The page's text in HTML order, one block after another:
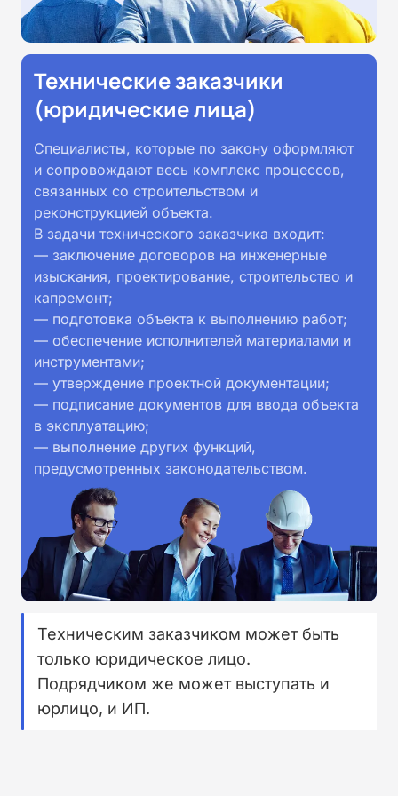
Технические заказчики
(юридические лица)
Специалисты, которые по закону оформляют
и сопровождают весь комплекс процессов,
связанных со строительством и
реконструкцией объекта.
В задачи технического заказчика входит:
— заключение договоров на инженерные
изыскания, проектирование, строительство и
капремонт;
— подготовка объекта к выполнению работ;
— обеспечение исполнителей материалами и
инструментами;
— утверждение проектной документации;
— подписание документов для ввода объекта
в эксплуатацию;
— выполнение других функций,
предусмотренных законодательством.
Техническим заказчиком может быть
только юридическое лицо.
Подрядчиком же может выступать и
юрлицо, и ИП.